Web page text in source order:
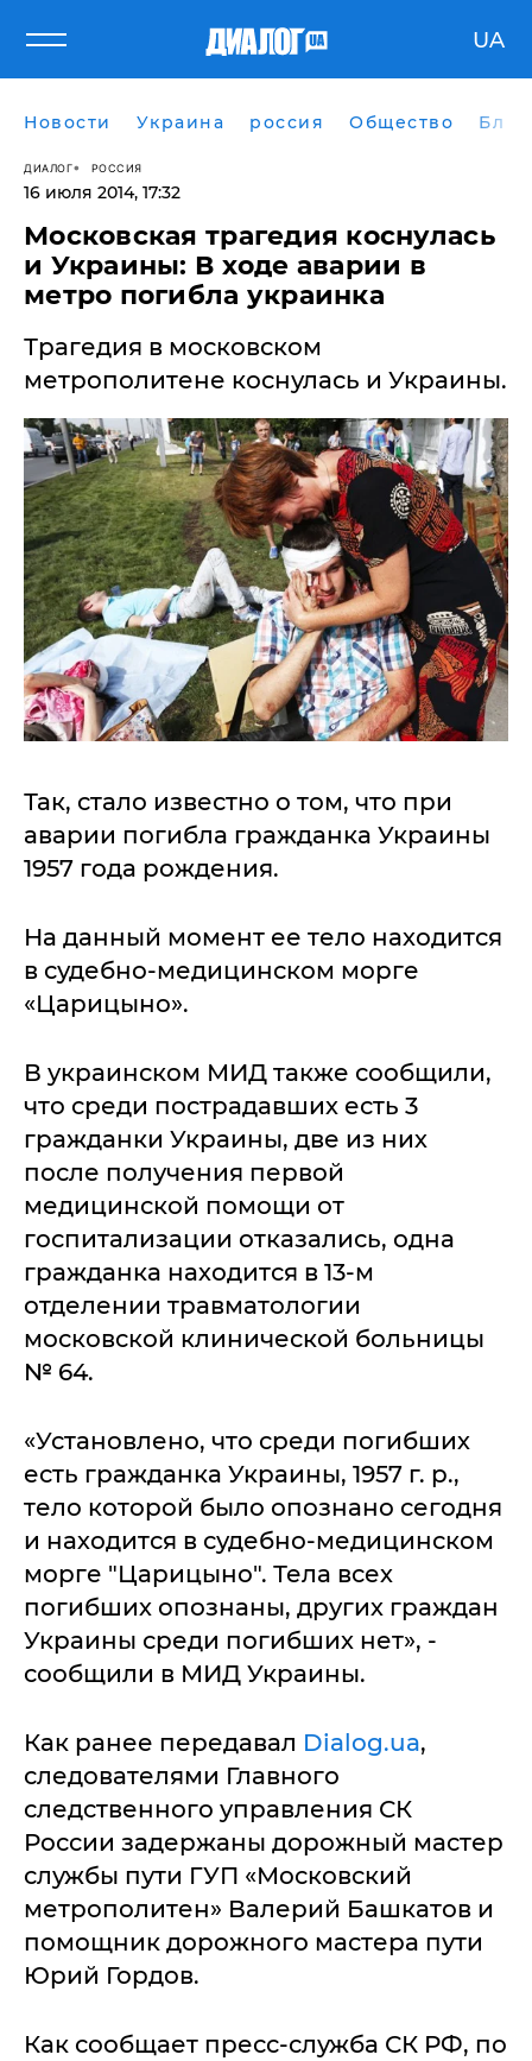
UA
Новости Украина россия Общество
ДИАЛОГ РОССИЯ
16 июля 2014, 17:32
Московская трагедия коснулась
и Украины: В ходе аварии в
метро погибла украинка
​Трагедия в московском
метрополитене коснулась и Украины.
Так, стало известно о том, что при
аварии погибла гражданка Украины
1957 года рождения.
На данный момент ее тело находится
в судебно-медицинском морге
«Царицыно».
В украинском МИД также сообщили,
что среди пострадавших есть 3
гражданки Украины, две из них
после получения первой
медицинской помощи от
госпитализации отказались, одна
гражданка находится в 13-м
отделении травматологии
московской клинической больницы
№ 64.
«Установлено, что среди погибших
есть гражданка Украины, 1957 г. р.,
тело которой было опознано сегодня
и находится в судебно-медицинском
морге "Царицыно". Тела всех
погибших опознаны, других граждан
Украины среди погибших нет», -
сообщили в МИД Украины.
Как ранее передавал Dialog.ua,
следователями Главного
следственного управления СК
России задержаны дорожный мастер
службы пути ГУП «Московский
метрополитен» Валерий Башкатов и
помощник дорожного мастера пути
Юрий Гордов.
Как сообщает пресс-служба СК РФ, по